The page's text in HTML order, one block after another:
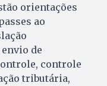
orientações
ao
de
controle
tributária,